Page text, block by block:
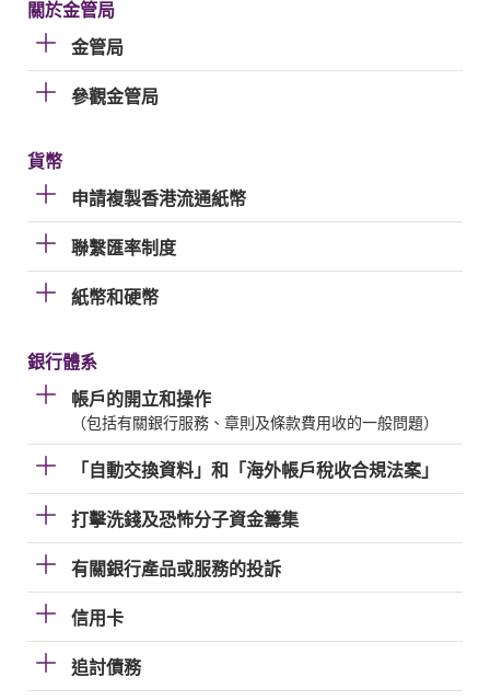
關於金管局
金管局
參觀金管局
貨幣
申請複製香港流通紙幣
聯繫匯率制度
紙幣和硬幣
銀行體系
帳戶的開立和操作
（包括有關銀行服務、章則及條款費用收的一般問題）
「自動交換資料」和「海外帳戶稅收合規法案」
打擊洗錢及恐怖分子資金籌集
有關銀行產品或服務的投訴
信用卡
追討債務